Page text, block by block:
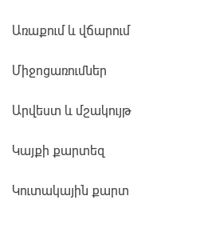
Առաքում և վճարում
Միջոցառումներ
Արվեստ և մշակույթ
Կայքի քարտեզ
Կուտակային քարտ